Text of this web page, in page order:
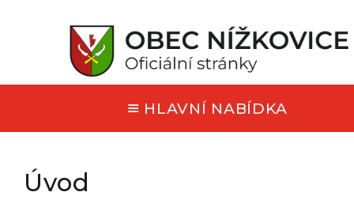
HLAVNÍ NABÍDKA
Úvod